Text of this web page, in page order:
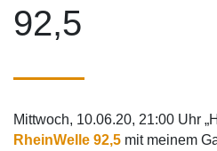
92,5
Mittwoch, 10.06.20, 21:00 Uhr
RheinWelle 92,5 mit meinem